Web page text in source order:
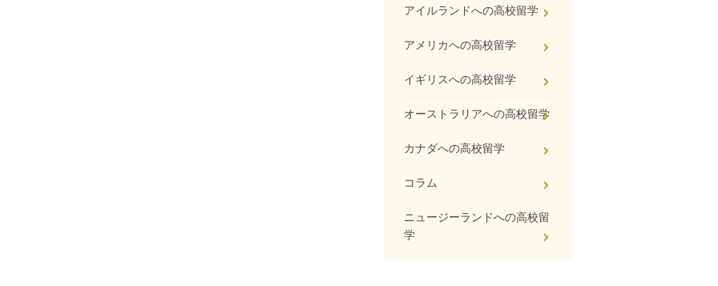
アイルランドへの高校留学
アメリカへの高校留学
イギリスへの高校留学
オーストラリアへの高校留学
カナダへの高校留学
コラム
ニュージーランドへの高校留
学